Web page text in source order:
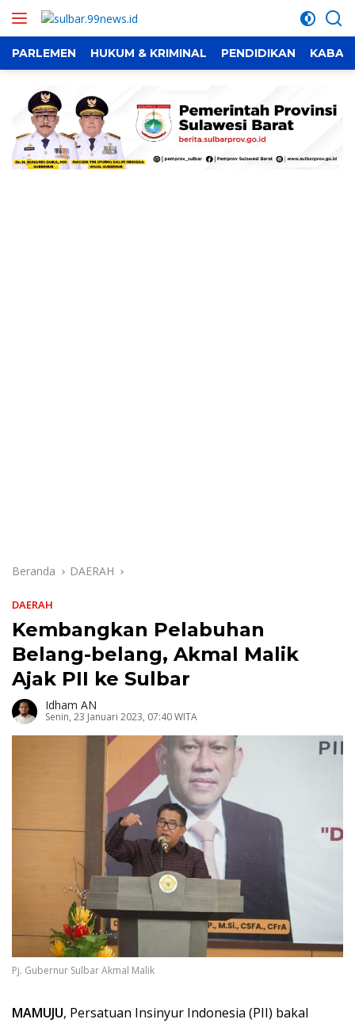
Langsung
PARLEMEN HUKUM & KRIMINAL PENDIDIKAN KABAR
Beranda DAERAH
DAERAH
Kembangkan Pelabuhan
Belang-belang, Akmal Malik
Ajak PII ke Sulbar
Idham AN
Senin, 23 Januari 2023, 07:40 WITA
Pj. Gubernur Sulbar Akmal Malik
MAMUJU, Persatuan Insinyur Indonesia (PII) bakal